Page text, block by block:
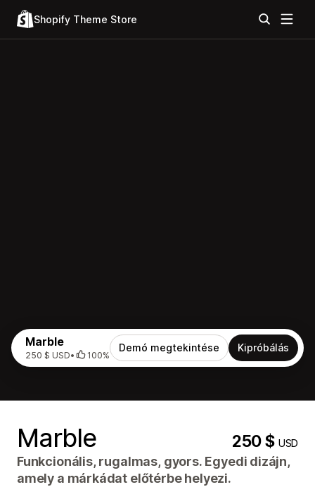
Shopify Theme Store
Marble
250 $ USD• 100%
Demó megtekintése Kipróbálás
Marble 250 $USD
Funkcionális, rugalmas, gyors. Egyedi dizájn,
amely a márkádat előtérbe helyezi.